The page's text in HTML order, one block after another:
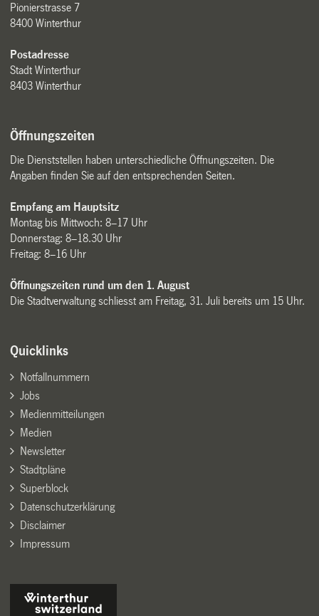
Pionierstrasse 7
8400 Winterthur
Postadresse
Stadt Winterthur
8403 Winterthur
Öffnungszeiten
Die Dienststellen haben unterschiedliche Öffnungszeiten. Die
Angaben finden Sie auf den entsprechenden Seiten.
Empfang am Hauptsitz
Montag bis Mittwoch: 8–17 Uhr
Donnerstag: 8–18.30 Uhr
Freitag: 8–16 Uhr
Öffnungszeiten rund um den 1. August
Die Stadtverwaltung schliesst am Freitag, 31. Juli bereits um 15 Uhr.
Quicklinks
Notfallnummern
Jobs
Medienmitteilungen
Medien
Newsletter
Stadtpläne
Superblock
Datenschutzerklärung
Disclaimer
Impressum